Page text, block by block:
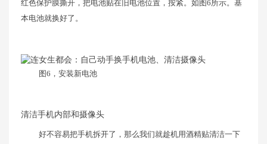
红色保护膜撕开，把电池贴在旧电池位置，按紧。如图6所示。基
本电池就换好了。
图6，安装新电池
清洁手机内部和摄像头
好不容易把手机拆开了，那么我们就趁机用酒精贴清洁一下